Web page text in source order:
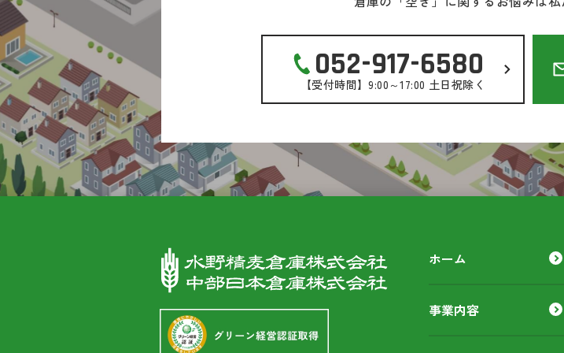
052-917-6580
【受付時間】9:00～17:00 土日祝除く
ホーム
事業内容